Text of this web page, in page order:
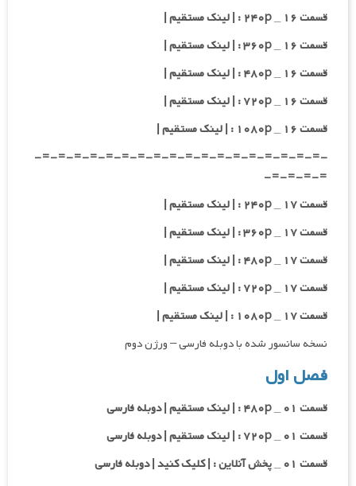
قسمت ۱۶ _ ۲۴۰p : | لینک مستقیم |
قسمت ۱۶ _ ۳۶۰p : | لینک مستقیم |
قسمت ۱۶ _ ۴۸۰p : | لینک مستقیم |
قسمت ۱۶ _ ۷۲۰p : | لینک مستقیم |
قسمت ۱۶ _ ۱۰۸۰p : | لینک مستقیم |
-=-=-=-=-=-=-=-=-=-=-=-=-=-=-=-=-=-=-
=-=-=-=-
قسمت ۱۷ _ ۲۴۰p : | لینک مستقیم |
قسمت ۱۷ _ ۳۶۰p : | لینک مستقیم |
قسمت ۱۷ _ ۴۸۰p : | لینک مستقیم |
قسمت ۱۷ _ ۷۲۰p : | لینک مستقیم |
قسمت ۱۷ _ ۱۰۸۰p : | لینک مستقیم |
نسخه سانسور شده با دوبله فارسی – ورژن دوم
فصل اول
قسمت ۰۱ _ ۴۸۰p : | لینک مستقیم | دوبله فارسی
قسمت ۰۱ _ ۷۲۰p : | لینک مستقیم | دوبله فارسی
قسمت ۰۱ _ پخش آنلاین : | کلیک کنید | دوبله فارسی